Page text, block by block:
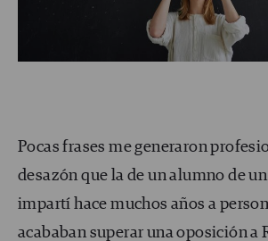
Pocas frases me generaron
desazón que la de un alumno de
impartí hace muchos años a
acababan superar una oposición a